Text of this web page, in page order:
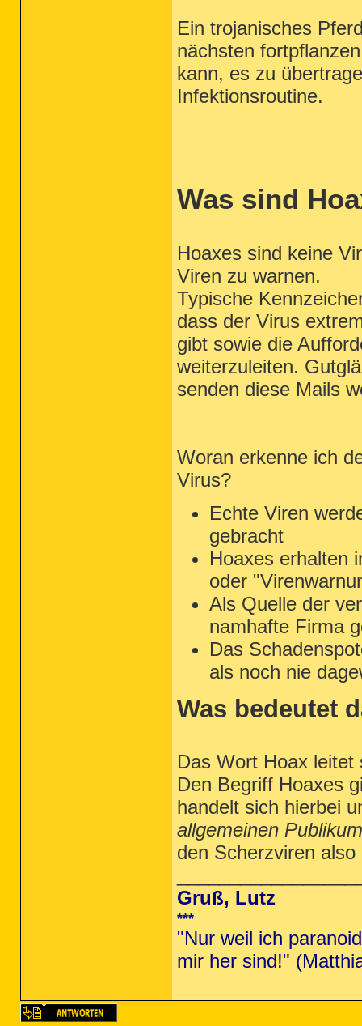
Ein trojanisches
nächsten
kann, es zu
Infektionsroutine.
Was sind
Hoaxes sind keine
Viren zu warnen.
Typische
dass der Virus
gibt sowie die
weiterzuleiten.
senden diese Mails
Woran erkenne ich
Virus?
Echte Viren
gebracht
Hoaxes erhalten
oder
Als Quelle der
namhafte Firma
Das
als noch nie
Was bedeutet
Das Wort Hoax
Den Begriff Hoaxes
handelt sich hierbei
allgemeinen
den Scherzviren
Gruß, Lutz
***
"Nur weil ich
mir her sind!"